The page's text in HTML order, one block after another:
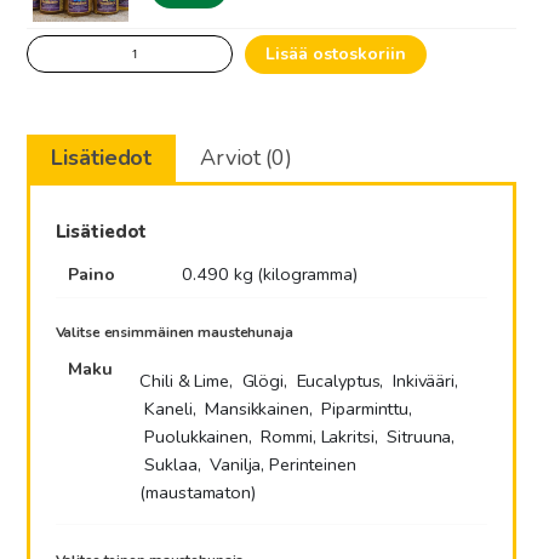
Pieni
Lahjarasia:
4
45
määrä
Lisää ostoskoriin
Lisätiedot Arviot (0)
Lisätiedot
Paino
0.490 kg (kilogramma)
Valitse ensimmäinen maustehunaja
Maku
Chili & Lime, Glögi, Eucalyptus, Inkivääri,
Kaneli, Mansikkainen, Piparminttu,
Puolukkainen, Rommi, Lakritsi, Sitruuna,
Suklaa, Vanilja, Perinteinen
(maustamaton)